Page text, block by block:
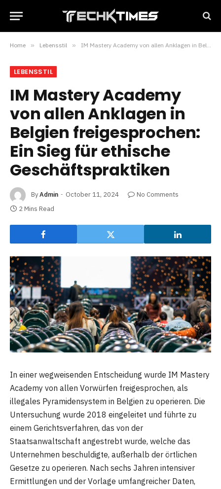
Home » Lebensstil » IM Mastery Academy von allen Anklagen in Belgien freigesprochen: Ein Sieg für ethische Geschäftspraktiken
LEBENSSTIL
IM Mastery Academy
von allen Anklagen in
Belgien freigesprochen:
Ein Sieg für ethische
Geschäftspraktiken
ByAdmin October 11, 2024
No Comments
2 Mins Read
In einer wegweisenden Entscheidung wurde IM Mastery
Academy von allen Vorwürfen freigesprochen, als
illegales Pyramidensystem in Belgien zu operieren. Die
Untersuchung wurde 2018 eingeleitet und führte zu
einem Gerichtsverfahren, das von der
Staatsanwaltschaft angestrebt wurde, welche das
Unternehmen beschuldigte, außerhalb der örtlichen
Gesetze zu operieren. Nach sechs Jahren intensiver
Ermittlungen und der Vorlage umfangreicher Daten,